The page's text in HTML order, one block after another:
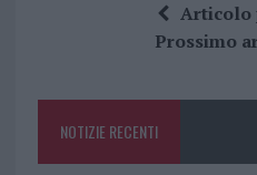
o
k
res
p
Articolo
Prossimo
NOTIZIE RECENTI